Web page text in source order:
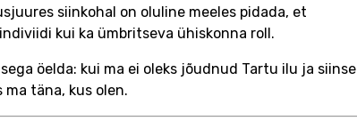
siinkohal on oluline meeles pidada, et
kui ka ümbritseva ühiskonna roll.
öelda: kui ma ei oleks jõudnud Tartu ilu ja siinse
ma täna, kus olen.